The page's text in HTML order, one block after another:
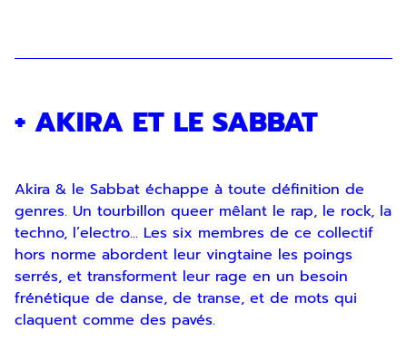
+ AKIRA ET LE SABBAT
Akira & le Sabbat échappe à toute définition de
genres. Un tourbillon queer mêlant le rap, le rock, la
techno, l’electro... Les six membres de ce collectif
hors norme abordent leur vingtaine les poings
serrés, et transforment leur rage en un besoin
frénétique de danse, de transe, et de mots qui
claquent comme des pavés.